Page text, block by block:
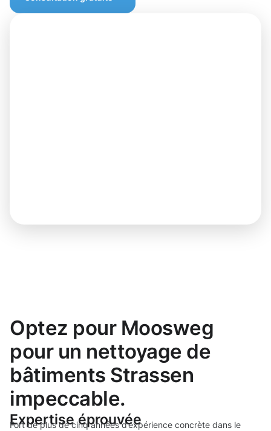
Optez pour Moosweg
pour un nettoyage de
bâtiments Strassen
impeccable.
Expertise éprouvée
Fort de plus de cinq années d’expérience concrète dans le